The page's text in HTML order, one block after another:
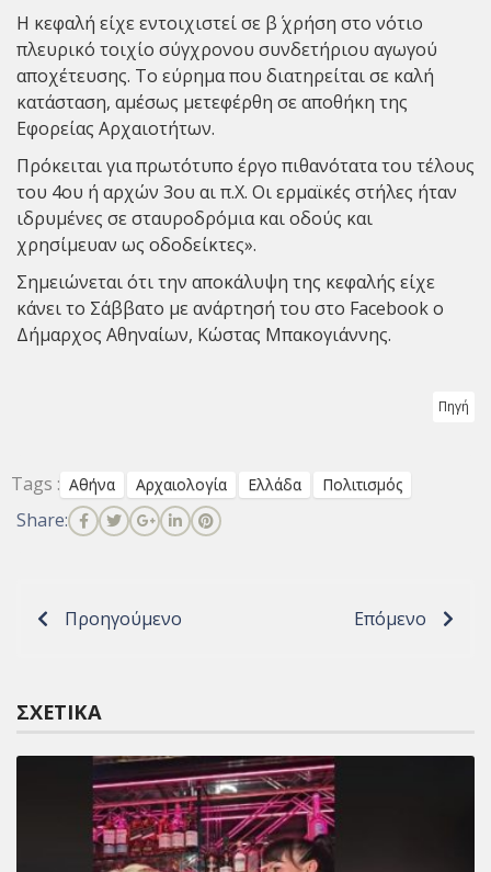
Η κεφαλή είχε εντοιχιστεί σε β΄ χρήση στο νότιο
πλευρικό τοιχίο σύγχρονου συνδετήριου αγωγού
αποχέτευσης. Το εύρημα που διατηρείται σε καλή
κατάσταση, αμέσως μετεφέρθη σε αποθήκη της
Εφορείας Αρχαιοτήτων.
Πρόκειται για πρωτότυπο έργο πιθανότατα του τέλους
του 4ου ή αρχών 3ου αι π.Χ. Οι ερμαϊκές στήλες ήταν
ιδρυμένες σε σταυροδρόμια και οδούς και
χρησίμευαν ως οδοδείκτες».
Σημειώνεται ότι την αποκάλυψη της κεφαλής είχε
κάνει το Σάββατο με ανάρτησή του στο Facebook ο
Δήμαρχος Αθηναίων, Κώστας Μπακογιάννης.
Πηγή
Tags : Αθήνα Αρχαιολογία Ελλάδα Πολιτισμός
Share:
Προηγούμενο Επόμενο
ΣΧΕΤΙΚΆ